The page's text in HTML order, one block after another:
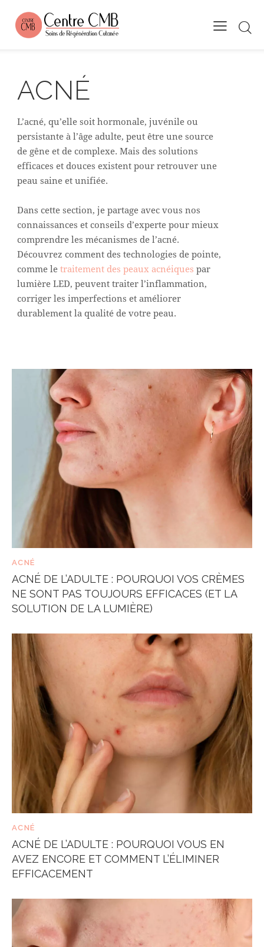
ACNÉ
L’acné, qu’elle soit hormonale, juvénile ou
persistante à l’âge adulte, peut être une source
de gêne et de complexe. Mais des solutions
efficaces et douces existent pour retrouver une
peau saine et unifiée.
Dans cette section, je partage avec vous nos
connaissances et conseils d’experte pour mieux
comprendre les mécanismes de l’acné.
Découvrez comment des technologies de pointe,
comme le traitement des peaux acnéiques par
lumière LED, peuvent traiter l’inflammation,
corriger les imperfections et améliorer
durablement la qualité de votre peau.
ACNÉ
ACNÉ DE L’ADULTE : POURQUOI VOS CRÈMES
NE SONT PAS TOUJOURS EFFICACES (ET LA
SOLUTION DE LA LUMIÈRE)
ACNÉ
ACNÉ DE L’ADULTE : POURQUOI VOUS EN
AVEZ ENCORE ET COMMENT L’ÉLIMINER
EFFICACEMENT